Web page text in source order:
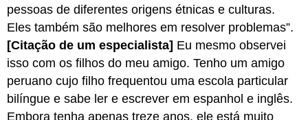
evidências
apropriadas
Encontrando
que
apóiem
seu
pessoas de diferentes origens étnicas e culturas.
Eles também são melhores em resolver problemas”.
[Citação de um especialista] Eu mesmo observei
isso com os filhos do meu amigo. Tenho um amigo
peruano cujo filho frequentou uma escola particular
bilíngue e sabe ler e escrever em espanhol e inglês.
Embora tenha apenas treze anos, ele está muito